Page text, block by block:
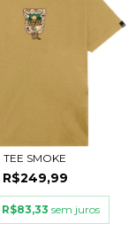
TEE SMOKE
R$249,99
R$83,33 sem juros